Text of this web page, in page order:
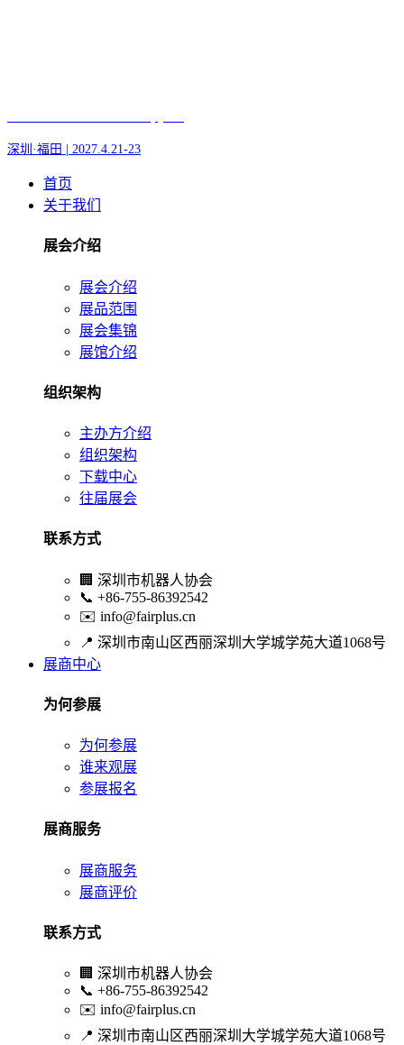
深圳·福田 | 2027.4.21-23
首页
关于我们
展会介绍
展会介绍
展品范围
展会集锦
展馆介绍
组织架构
主办方介绍
组织架构
下载中心
往届展会
联系方式
🏢 深圳市机器人协会
📞 +86-755-86392542
✉️ info@fairplus.cn
📍 深圳市南山区西丽深圳大学城学苑大道1068号
展商中心
为何参展
为何参展
谁来观展
参展报名
展商服务
展商服务
展商评价
联系方式
🏢 深圳市机器人协会
📞 +86-755-86392542
✉️ info@fairplus.cn
📍 深圳市南山区西丽深圳大学城学苑大道1068号